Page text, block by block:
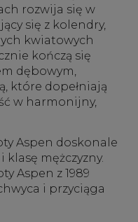
rozwija się w
się z kolendry,
kwiatowych
kończą się
dębowym,
które dopełniają
w harmonijny,
Aspen doskonale
mężczyzny.
Aspen z 1989
i przyciąga